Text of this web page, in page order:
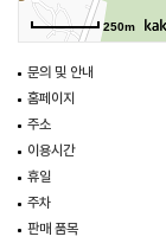
250m
문의 및 안내
홈페이지
주소
이용시간
휴일
주차
판매 품목